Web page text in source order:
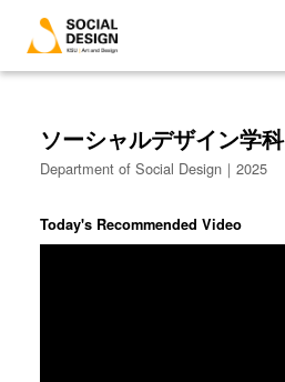
ソーシャルデザイン学科
Department of Social Design｜2025
Today's Recommended Video